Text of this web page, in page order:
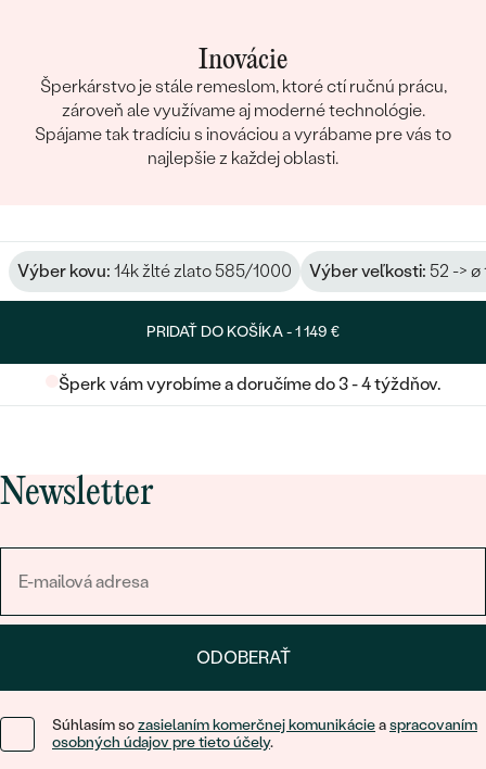
Inovácie
Šperkárstvo je stále remeslom, ktoré ctí ručnú prácu,
zároveň ale využívame aj moderné technológie.
Spájame tak tradíciu s inováciou a vyrábame pre vás to
najlepšie z každej oblasti.
Výber kovu: 14k žlté zlato 585/1000 Výber veľkosti: 52 -> ø
PRIDAŤ DO KOŠÍKA -1 149 €
Šperk vám vyrobíme a doručíme do 3 - 4 týždňov.
Newsletter
ODOBERAŤ
Súhlasím sozasielaním komerčnej komunikácieaspracovaním
osobných údajov pre tieto účely.